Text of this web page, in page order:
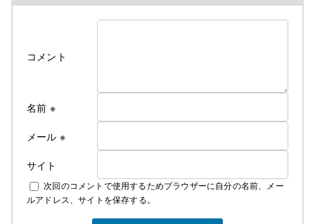
コメント
名前 ※
メール ※
サイト
次回のコメントで使用するためブラウザーに自分の名前、メー
ルアドレス、サイトを保存する。